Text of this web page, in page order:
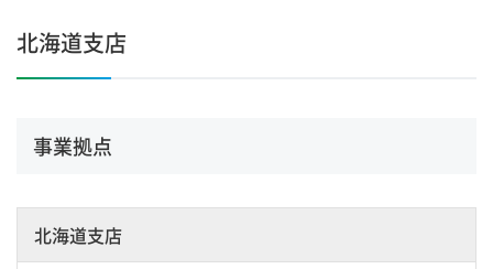
北海道支店
事業拠点
北海道支店